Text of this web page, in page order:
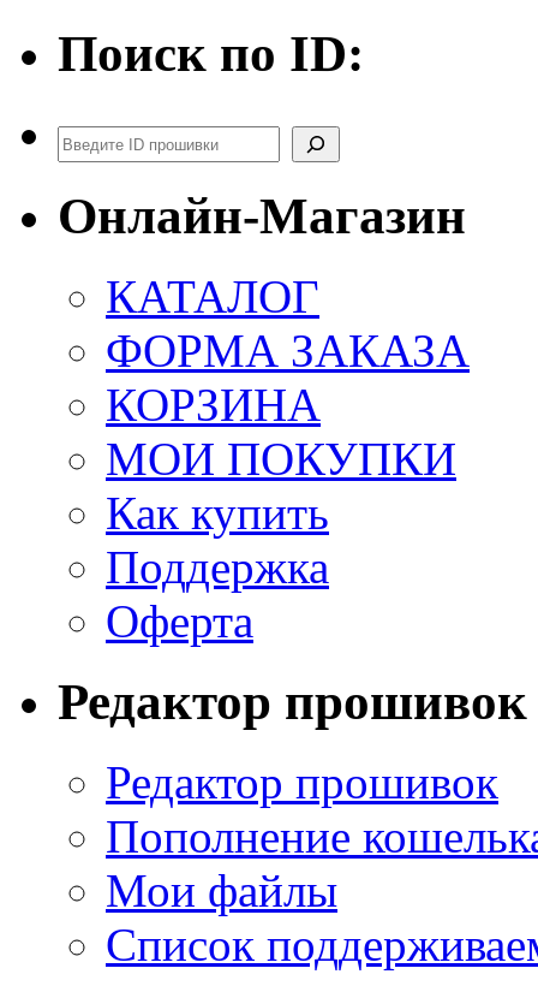
Поиск по ID:
Поиск
Онлайн-Магазин
КАТАЛОГ
ФОРМА ЗАКАЗА
КОРЗИНА
МОИ ПОКУПКИ
Как купить
Поддержка
Оферта
Редактор прошивок
Редактор прошивок
Пополнение
Мои файлы
Список